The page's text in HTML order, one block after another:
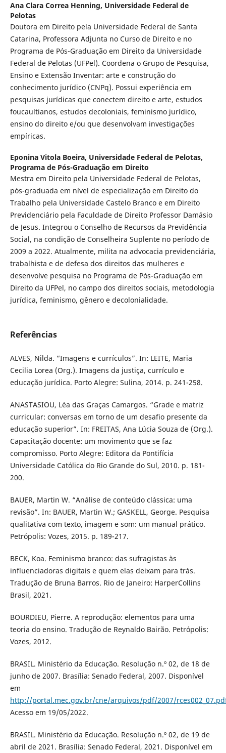
Ana Clara Correa Henning, Universidade Federal de
Pelotas
Doutora em Direito pela Universidade Federal de Santa
Catarina, Professora Adjunta no Curso de Direito e no
Programa de Pós-Graduação em Direito da Universidade
Federal de Pelotas (UFPel). Coordena o Grupo de Pesquisa,
Ensino e Extensão Inventar: arte e construção do
conhecimento jurídico (CNPq). Possui experiência em
pesquisas jurídicas que conectem direito e arte, estudos
foucaultianos, estudos decoloniais, feminismo jurídico,
ensino do direito e/ou que desenvolvam investigações
empíricas.
Eponina Vitola Boeira, Universidade Federal de Pelotas,
Programa de Pós-Graduação em Direito
Mestra em Direito pela Universidade Federal de Pelotas,
pós-graduada em nível de especialização em Direito do
Trabalho pela Universidade Castelo Branco e em Direito
Previdenciário pela Faculdade de Direito Professor Damásio
de Jesus. Integrou o Conselho de Recursos da Previdência
Social, na condição de Conselheira Suplente no período de
2009 a 2022. Atualmente, milita na advocacia previdenciária,
trabalhista e de defesa dos direitos das mulheres e
desenvolve pesquisa no Programa de Pós-Graduação em
Direito da UFPel, no campo dos direitos sociais, metodologia
jurídica, feminismo, gênero e decolonialidade.
Referências
ALVES, Nilda. “Imagens e currículos”. In: LEITE, Maria
Cecilia Lorea (Org.). Imagens da justiça, currículo e
educação jurídica. Porto Alegre: Sulina, 2014. p. 241-258.
ANASTASIOU, Léa das Graças Camargos. “Grade e matriz
curricular: conversas em torno de um desafio presente da
educação superior”. In: FREITAS, Ana Lúcia Souza de (Org.).
Capacitação docente: um movimento que se faz
compromisso. Porto Alegre: Editora da Pontifícia
Universidade Católica do Rio Grande do Sul, 2010. p. 181-
200.
BAUER, Martin W. “Análise de conteúdo clássica: uma
revisão”. In: BAUER, Martin W.; GASKELL, George. Pesquisa
qualitativa com texto, imagem e som: um manual prático.
Petrópolis: Vozes, 2015. p. 189-217.
BECK, Koa. Feminismo branco: das sufragistas às
influenciadoras digitais e quem elas deixam para trás.
Tradução de Bruna Barros. Rio de Janeiro: HarperCollins
Brasil, 2021.
BOURDIEU, Pierre. A reprodução: elementos para uma
teoria do ensino. Tradução de Reynaldo Bairão. Petrópolis:
Vozes, 2012.
BRASIL. Ministério da Educação. Resolução n.º 02, de 18 de
junho de 2007. Brasília: Senado Federal, 2007. Disponível
em
http://portal.mec.gov.br/cne/arquivos/pdf/2007/
Acesso em 19/05/2022.
BRASIL. Ministério da Educação. Resolução n.º 02, de 19 de
abril de 2021. Brasília: Senado Federal, 2021. Disponível em